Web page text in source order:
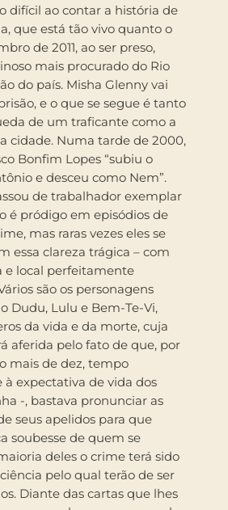
difícil ao contar a história de
que está tão vivo quanto o
de 2011, ao ser preso,
mais procurado do Rio
do país. Misha Glenny vai
e o que se segue é tanto
de um traficante como a
cidade. Numa tarde de 2000,
Bonfim Lopes “subiu o
e desceu como Nem”.
de trabalhador exemplar
é pródigo em episódios de
mas raras vezes eles se
essa clareza trágica – com
e local perfeitamente
são os personagens
Dudu, Lulu e Bem-Te-Vi,
da vida e da morte, cuja
aferida pelo fato de que, por
mais de dez, tempo
expectativa de vida dos
-, bastava pronunciar as
seus apelidos para que
soubesse de quem se
deles o crime terá sido
pelo qual terão de ser
Diante das cartas que lhes